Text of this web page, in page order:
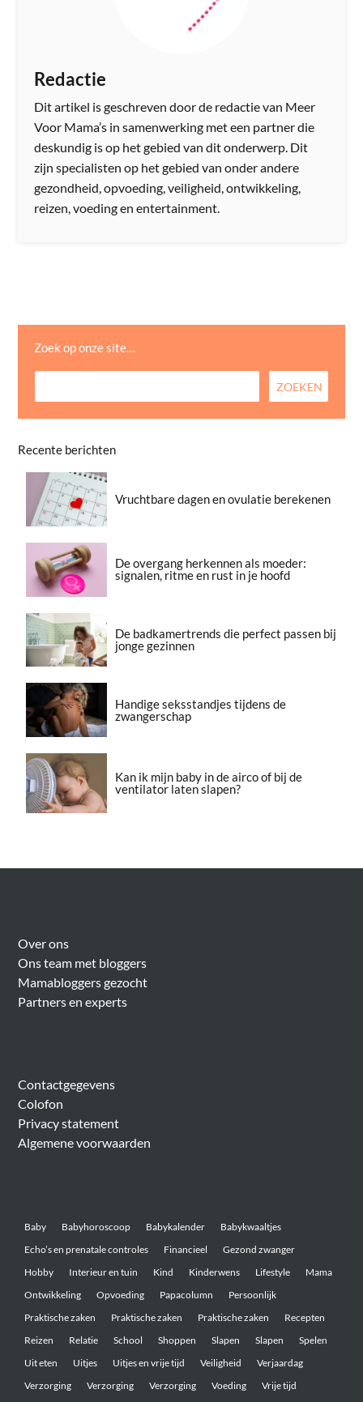
Redactie
Dit artikel is geschreven door de redactie van Meer
Voor Mama’s in samenwerking met een partner die
deskundig is op het gebied van dit onderwerp. Dit
zijn specialisten op het gebied van onder andere
gezondheid, opvoeding, veiligheid, ontwikkeling,
reizen, voeding en entertainment.
Zoek op onze site…
Recente berichten
Vruchtbare dagen en ovulatie berekenen
De overgang herkennen als moeder:
signalen, ritme en rust in je hoofd
De badkamertrends die perfect passen bij
jonge gezinnen
Handige seksstandjes tijdens de
zwangerschap
Kan ik mijn baby in de airco of bij de
ventilator laten slapen?
Over ons
Ons team met bloggers
Mamabloggers gezocht
Partners en experts
Contactgegevens
Colofon
Privacy statement
Algemene voorwaarden
Baby Babyhoroscoop Babykalender
Babykwaaltjes
Echo’s en prenatale controles
Financieel
Gezond zwanger
Hobby
Interieur en tuin Kind Kinderwens Lifestyle
Mama
Ontwikkeling
Opvoeding Papacolumn
Persoonlijk
Praktische zaken
Praktische zaken Praktische zaken
Recepten
Reizen
Relatie School Shoppen Slapen Slapen
Spelen
Uit eten
Uitjes Uitjes en vrije tijd Veiligheid
Verjaardag
Verzorging
Verzorging Verzorging Voeding Vrije tijd